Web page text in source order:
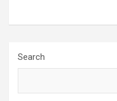
Search